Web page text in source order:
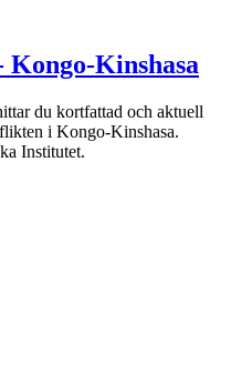
Kinshasa
du kortfattad och aktuell
i Kongo-Kinshasa.
Institutet.